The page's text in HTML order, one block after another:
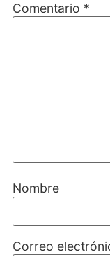
Comentario *
Nombre
Correo